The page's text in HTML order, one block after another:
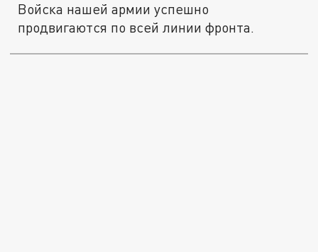
Войска нашей армии успешно
продвигаются по всей линии фронта.